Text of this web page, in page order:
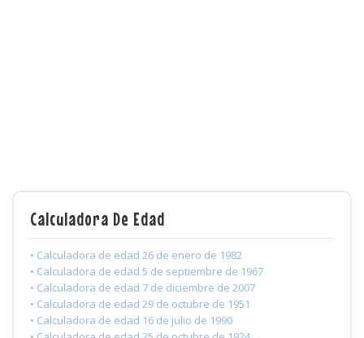
Calculadora De Edad
• Calculadora de edad 26 de enero de 1982
• Calculadora de edad 5 de septiembre de 1967
• Calculadora de edad 7 de diciembre de 2007
• Calculadora de edad 29 de octubre de 1951
• Calculadora de edad 16 de julio de 1990